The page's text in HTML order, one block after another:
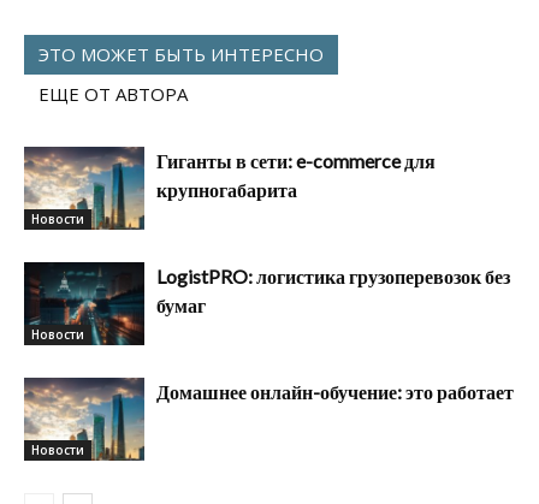
ЭТО МОЖЕТ БЫТЬ ИНТЕРЕСНО
ЕЩЕ ОТ АВТОРА
Новости
Гиганты в сети: e-commerce для
крупногабарита
Новости
LogistPRO: логистика грузоперевозок без
бумаг
Новости
Домашнее онлайн-обучение: это работает